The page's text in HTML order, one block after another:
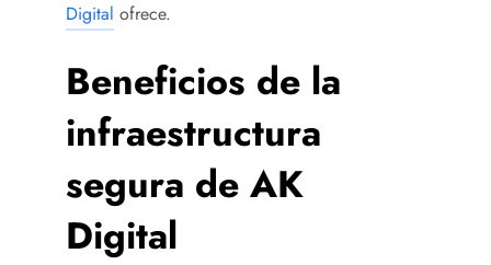
Digital ofrece.
Beneficios de la
infraestructura
segura de AK
Digital